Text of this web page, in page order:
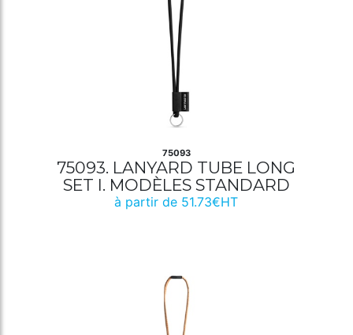
75093
75093. LANYARD TUBE LONG
SET I. MODÈLES STANDARD
à partir de 51.73€HT